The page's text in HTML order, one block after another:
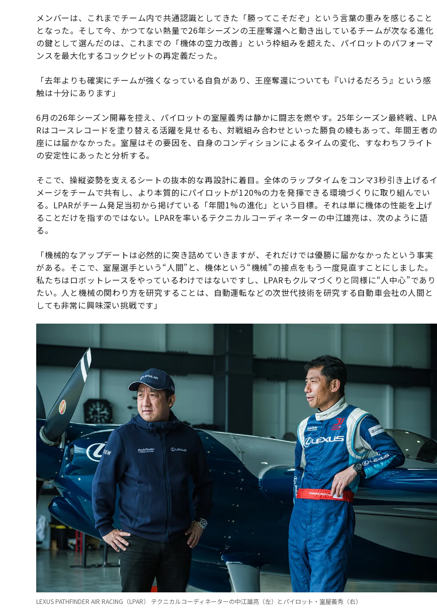
メンバーは、これまでチーム内で共通認識としてきた「勝ってこそだぞ」という言葉の重みを感じること
となった。そして今、かつてない熱量で26年シーズンの王座奪還へと動き出しているチームが次なる進化
の鍵として選んだのは、これまでの「機体の空力改善」という枠組みを超えた、パイロットのパフォーマ
ンスを最大化するコックピットの再定義だった。
「去年よりも確実にチームが強くなっている自負があり、王座奪還についても『いけるだろう』という感
触は十分にあります」
6月の26年シーズン開幕を控え、パイロットの室屋義秀は静かに闘志を燃やす。25年シーズン最終戦、LPA
Rはコースレコードを塗り替える活躍を見せるも、対戦組み合わせといった勝負の綾もあって、年間王者の
座には届かなかった。室屋はその要因を、自身のコンディションによるタイムの変化、すなわちフライト
の安定性にあったと分析する。
そこで、操縦姿勢を支えるシートの抜本的な再設計に着目。全体のラップタイムをコンマ3秒引き上げるイ
メージをチームで共有し、より本質的にパイロットが120%の力を発揮できる環境づくりに取り組んでい
る。LPARがチーム発足当初から掲げている「年間1%の進化」という目標。それは単に機体の性能を上げ
ることだけを指すのではない。LPARを率いるテクニカルコーディネーターの中江雄亮は、次のように語
る。
「機械的なアップデートは必然的に突き詰めていきますが、それだけでは優勝に届かなかったという事実
がある。そこで、室屋選手という“人間”と、機体という“機械”の接点をもう一度見直すことにしました。
私たちはロボットレースをやっているわけではないですし、LPARもクルマづくりと同様に“人中心”であり
たい。人と機械の関わり方を研究することは、自動運転などの次世代技術を研究する自動車会社の人間と
しても非常に興味深い挑戦です」
LEXUS PATHFINDER AIR RACING（LPAR） テクニカルコーディネーターの中江雄亮（左）とパイロット・室屋義秀（右）